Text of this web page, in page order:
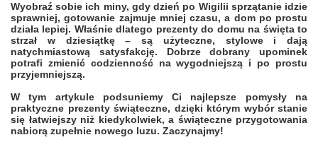
Wyobraź sobie ich miny, gdy dzień po Wigilii sprzątanie idzie
sprawniej, gotowanie zajmuje mniej czasu, a dom po prostu
działa lepiej. Właśnie dlatego prezenty do domu na święta to
strzał w dziesiątkę – są użyteczne, stylowe i dają
natychmiastową satysfakcję. Dobrze dobrany upominek
potrafi zmienić codzienność na wygodniejszą i po prostu
przyjemniejszą.
W tym artykule podsuniemy Ci najlepsze pomysły na
praktyczne prezenty świąteczne, dzięki którym wybór stanie
się łatwiejszy niż kiedykolwiek, a świąteczne przygotowania
nabiorą zupełnie nowego luzu. Zaczynajmy!